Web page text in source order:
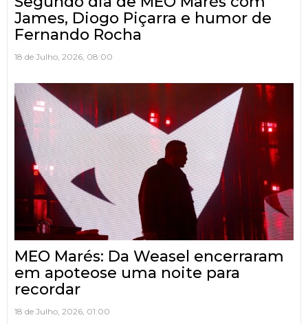
James, Diogo Piçarra e humor de
Fernando Rocha
18 de Julho, 2026, 08:00
MEO Marés: Da Weasel encerraram
em apoteose uma noite para
recordar
18 de Julho, 2026, 01:00